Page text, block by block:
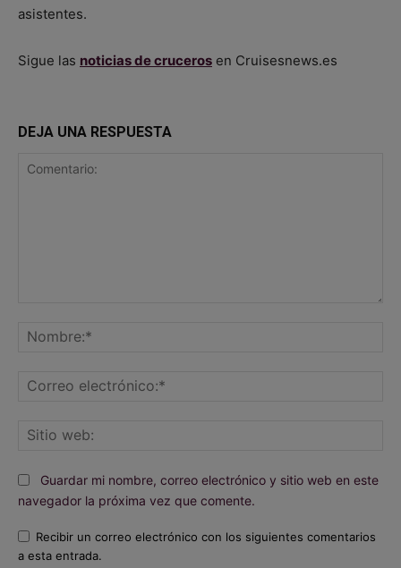
asistentes.
Sigue las noticias de cruceros en Cruisesnews.es
DEJA UNA RESPUESTA
Guardar mi nombre, correo electrónico y sitio web en este
navegador la próxima vez que comente.
Recibir un correo electrónico con los siguientes comentarios
a esta entrada.